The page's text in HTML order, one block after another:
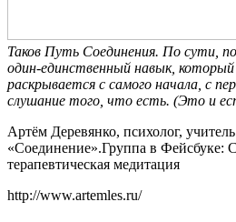
Таков Путь Соединения. По сути,
один-единственный навык, который
раскрывается с самого начала, с
слушание того, что есть. (Это и
Артём Деревянко, психолог,
«Соединение».Группа в Фейсбуке:
терапевтическая медитация
http://www.artemles.ru/